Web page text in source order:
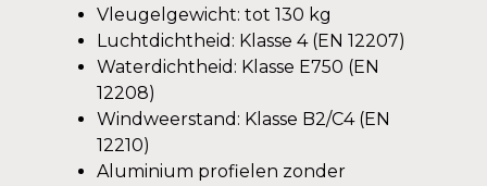
Vleugelgewicht: tot 130 kg
Luchtdichtheid: Klasse 4 (EN 12207)
Waterdichtheid: Klasse E750 (EN
12208)
Windweerstand: Klasse B2/C4 (EN
12210)
Aluminium profielen zonder